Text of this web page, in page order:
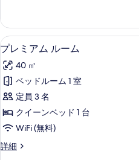
件
ル
ー
ム
シ
ン
グ
ル
ベ
ッ
ア
ツ
イ
ル
ー
ム
シ
ン
グ
ル
ベ
プ
レ
ミ
ア
ム
ル
ム
4
プレミアム ルーム
40 ㎡
ベッドルーム 1 室
定員 3 名
クイーンベッド 1 台
WiFi (無料)
詳細
プ